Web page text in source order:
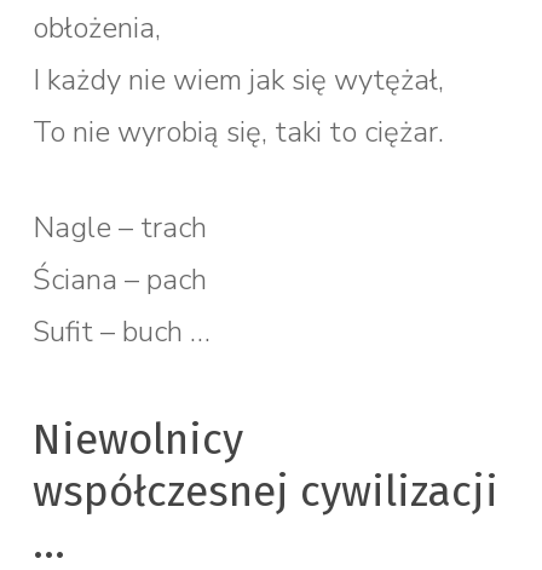
obłożenia,
I każdy nie wiem jak się wytężał,
To nie wyrobią się, taki to ciężar.
Nagle – trach
Ściana – pach
Sufit – buch …
Niewolnicy
współczesnej cywilizacji
…